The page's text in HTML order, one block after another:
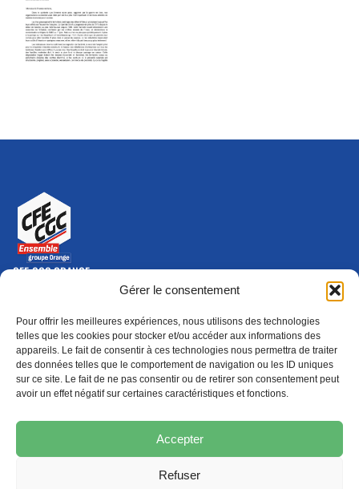
Gérer le consentement
Pour offrir les meilleures expériences, nous utilisons des technologies
telles que les cookies pour stocker et/ou accéder aux informations des
appareils. Le fait de consentir à ces technologies nous permettra de traiter
des données telles que le comportement de navigation ou les ID uniques
sur ce site. Le fait de ne pas consentir ou de retirer son consentement peut
avoir un effet négatif sur certaines caractéristiques et fonctions.
Accepter
Refuser
CFE-CGC ORANGE
10-12 rue Saint Amand, 75015 Paris Cedex 15
Nous contacter
01 46 79 28 74
S'ABONNER(NOUVELLE FENÊTRE)
ADHÉRER
Épargne
(nouvelle fenêtre) Formation
(nouvelle fenêtre)